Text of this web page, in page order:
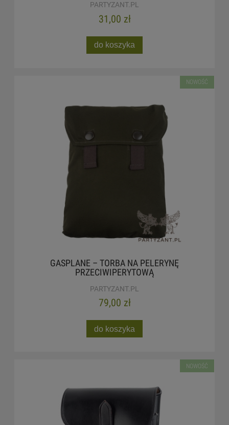
PARTYZANT.PL
31,00 zł
do koszyka
GASPLANE – TORBA NA PELERYNĘ
PRZECIWIPERYTOWĄ
PARTYZANT.PL
79,00 zł
do koszyka
NOWOŚĆ
NOWOŚĆ